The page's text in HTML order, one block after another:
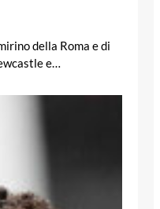
della Roma e di
e…